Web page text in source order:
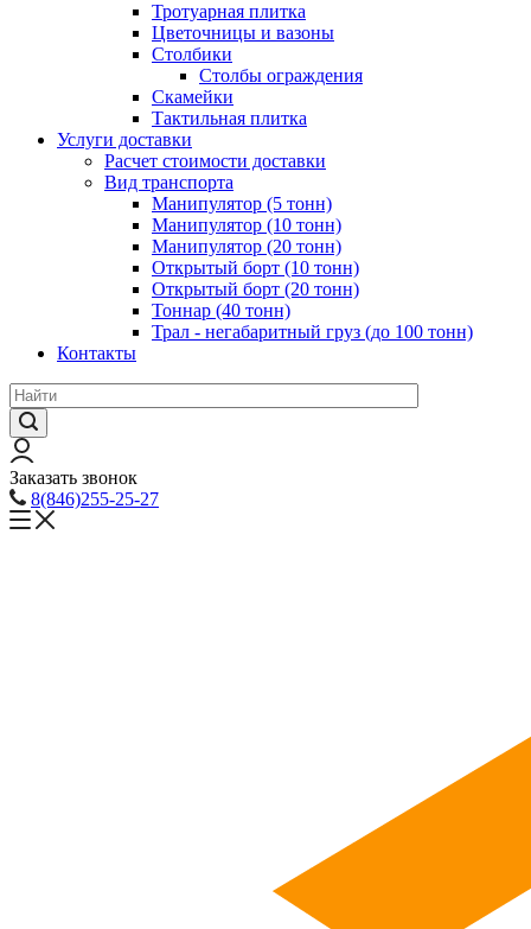
Тротуарная плитка
Цветочницы и вазоны
Столбики
Столбы ограждения
Скамейки
Тактильная плитка
Услуги доставки
Расчет стоимости доставки
Вид транспорта
Манипулятор (5 тонн)
Манипулятор (10 тонн)
Манипулятор (20 тонн)
Открытый борт (10 тонн)
Открытый борт (20 тонн)
Тоннар (40 тонн)
Трал - негабаритный груз (до 100 тонн)
Контакты
Заказать звонок
8(846)255-25-27